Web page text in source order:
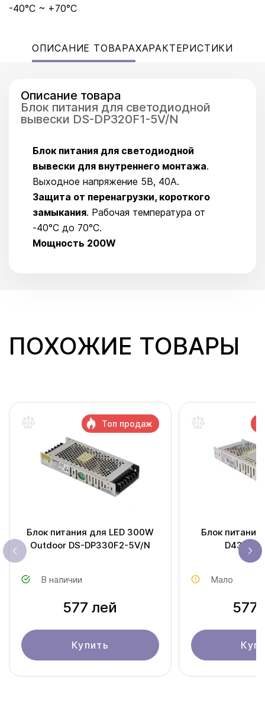
-40°C ~ +70°C
ОПИСАНИЕ ТОВАРАХАРАКТЕРИСТИКИ
Описание товара
Блок питания для светодиодной
вывески DS-DP320F1-5V/N
Блок питания для светодиодной
вывески для внутреннего монтажа.
Выходное напряжение 5В, 40А.
Защита от перенагрузки, короткого
замыкания. Рабочая температура от
-40°C до 70°C.
Мощность 200W
ПОХОЖИЕ ТОВАРЫ
Блок питания для LED 300W
Outdoor DS-DP330F2-5V/N
В наличии
577 лей
Купить
Топ продаж
Блок питания
Мало
577